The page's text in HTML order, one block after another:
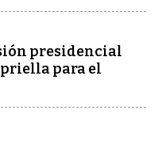
presidencial
para el